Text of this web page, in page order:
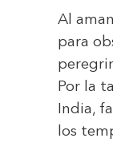
Al
para
Por la
India,
los